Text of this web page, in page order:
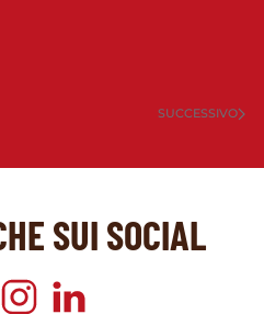
SUCCESSIVO
SUI SOCIAL